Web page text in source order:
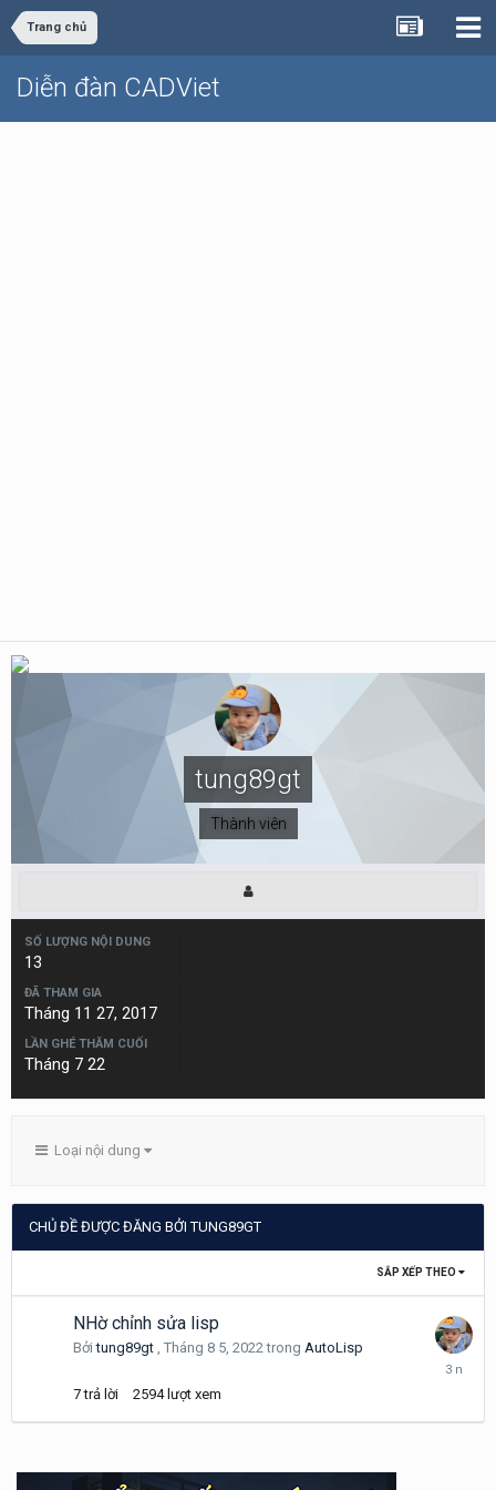
Trang chủ
Diễn đàn CADViet
tung89gt
Thành viên
SỐ LƯỢNG NỘI DUNG
13
ĐÃ THAM GIA
Tháng 11 27, 2017
LẦN GHÉ THĂM CUỐI
Tháng 7 22
Loại nội dung
CHỦ ĐỀ ĐƯỢC ĐĂNG BỞI TUNG89GT
SẮP XẾP THEO
NHờ chỉnh sửa lisp
Bởitung89gt , Tháng 8 5, 2022trong AutoLisp
7 trả lời 2594 lượt xem
Tháng
2022